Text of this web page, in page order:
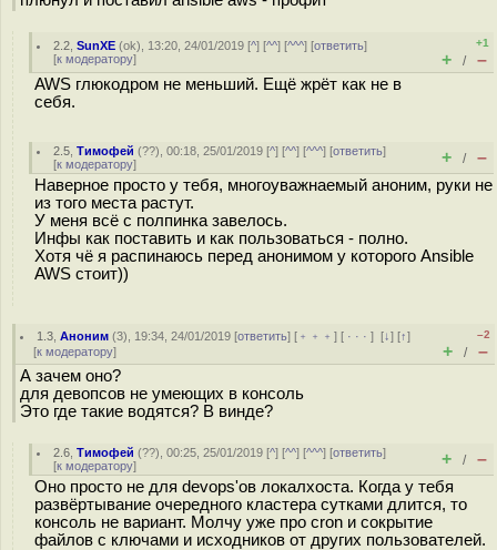
2.2 ,SunXE (ok), 13:20, 24/01/2019 [^] [^^] [^^^] [ответить]
[к модератору]
+1
+ / –
AWS глюкодром не меньший. Ещё жрёт как не в
себя.
2.5 ,Тимофей (??), 00:18, 25/01/2019 [^] [^^] [^^^] [ответить]
[к модератору] + / –
Наверное просто у тебя, многоуважнаемый аноним, руки не
из того места растут.
У меня всё с полпинка завелось.
Инфы как поставить и как пользоваться - полно.
Хотя чё я распинаюсь перед анонимом у которого Ansible
AWS стоит))
1.3 ,Аноним (3), 19:34, 24/01/2019 [ответить] [ ﹢﹢﹢] [ · · ·][↓] [↑]
[к модератору]
–2
+ / –
А зачем оно?
для девопсов не умеющих в консоль
Это где такие водятся? В винде?
2.6 ,Тимофей (??), 00:25, 25/01/2019 [^] [^^] [^^^] [ответить]
[к модератору] + / –
Оно просто не для devops'ов локалхоста. Когда у тебя
развёртывание очередного кластера сутками длится, то
консоль не вариант. Молчу уже про cron и сокрытие
файлов с ключами и исходников от других пользователей.